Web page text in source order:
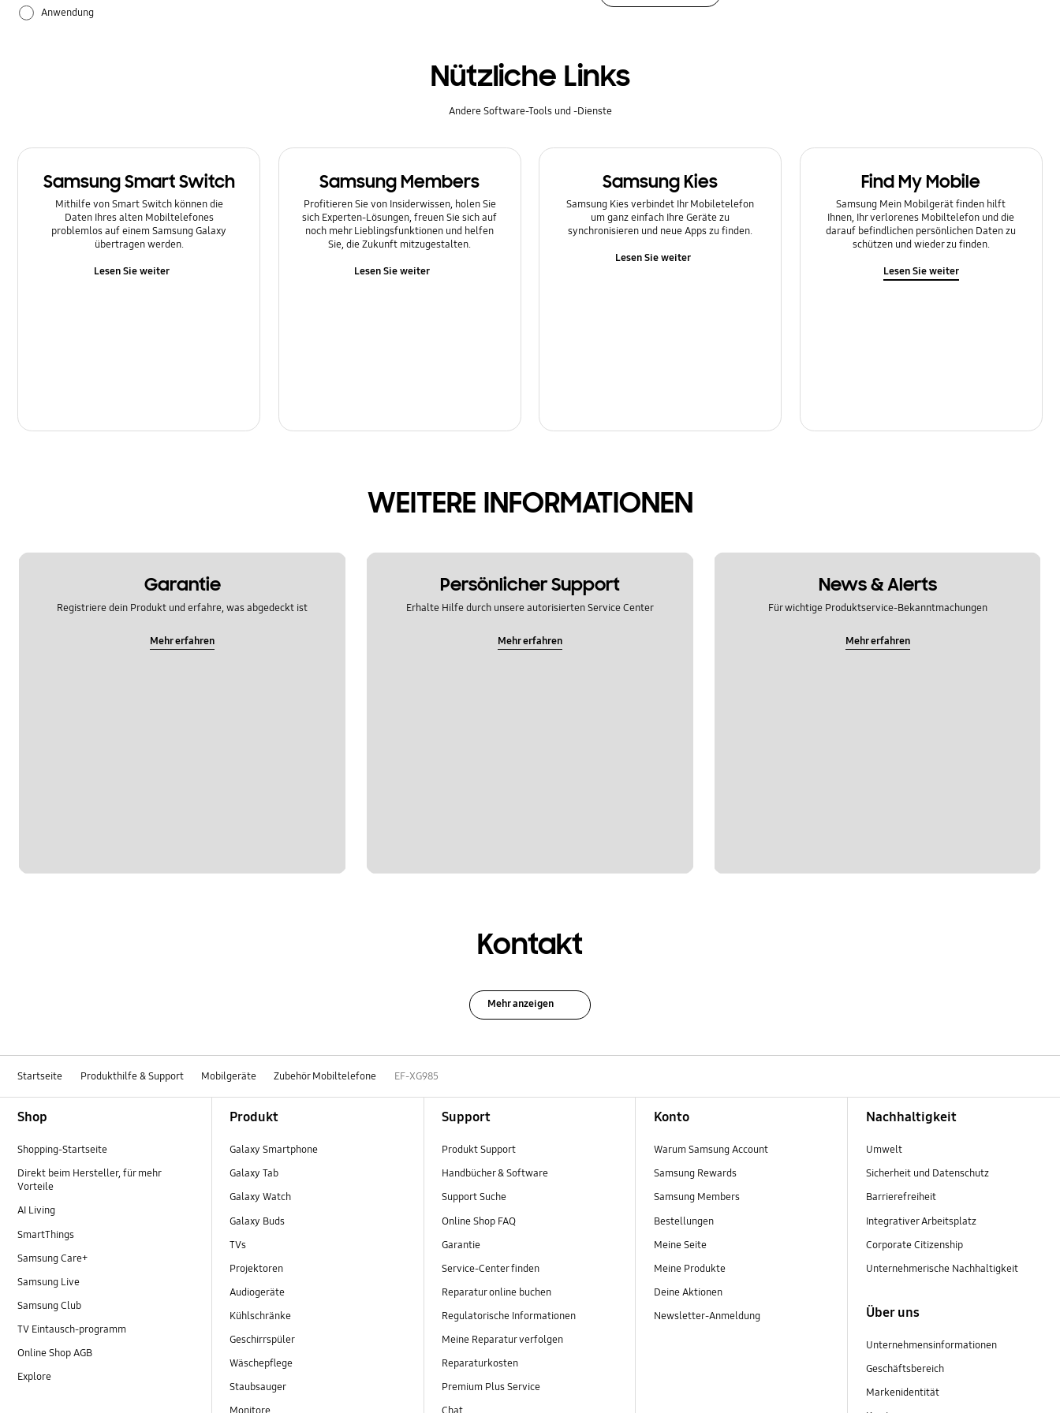
Anwendung
Nützliche Links
Andere Software-Tools und -Dienste
Samsung Smart Switch
Mithilfe von Smart Switch können die
Daten Ihres alten Mobiltelefones
problemlos auf einem Samsung Galaxy
übertragen werden.
Lesen Sie weiter
Samsung Members
Profitieren Sie von Insiderwissen, holen Sie
sich Experten-Lösungen, freuen Sie sich auf
noch mehr Lieblingsfunktionen und helfen
Sie, die Zukunft mitzugestalten.
Lesen Sie weiter
Samsung Kies
Samsung Kies verbindet Ihr Mobiletelefon
um ganz einfach Ihre Geräte zu
synchronisieren und neue Apps zu finden.
Lesen Sie weiter
Find My Mobile
Samsung Mein Mobilgerät finden hilft
Ihnen, Ihr verlorenes Mobiltelefon und die
darauf befindlichen persönlichen Daten zu
schützen und wieder zu finden.
Lesen Sie weiter
WEITERE INFORMATIONEN
Garantie
Registriere dein Produkt und erfahre, was abgedeckt ist
Mehr erfahren
Persönlicher Support
Erhalte Hilfe durch unsere autorisierten Service Center
Mehr erfahren
News & Alerts
Für wichtige Produktservice-Bekanntmachungen
Mehr erfahren
Kontakt
Mehr anzeigen
Startseite Produkthilfe & Support Mobilgeräte Zubehör Mobiltelefone EF-XG985
Shop
Shopping-Startseite
Direkt beim Hersteller, für mehr
Vorteile
AI Living
SmartThings
Samsung Care+
Samsung Live
Samsung Club
TV Eintausch-programm
Online Shop AGB
Explore
Produkt
Galaxy Smartphone
Galaxy Tab
Galaxy Watch
Galaxy Buds
TVs
Projektoren
Audiogeräte
Kühlschränke
Geschirrspüler
Wäschepflege
Staubsauger
Support
Produkt Support
Handbücher & Software
Support Suche
Online Shop FAQ
Garantie
Service-Center finden
Reparatur online buchen
Regulatorische Informationen
Meine Reparatur verfolgen
Reparaturkosten
Premium Plus Service
Konto
Warum Samsung Account
Samsung Rewards
Samsung Members
Bestellungen
Meine Seite
Meine Produkte
Deine Aktionen
Newsletter-Anmeldung
Nachhaltigkeit
Umwelt
Sicherheit und Datenschutz
Barrierefreiheit
Integrativer Arbeitsplatz
Corporate Citizenship
Unternehmerische Nachhaltigkeit
Über uns
Unternehmensinformationen
Geschäftsbereich
Markenidentität